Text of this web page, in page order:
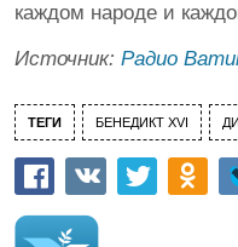
каждом народе и
Источник: Радио
ТЕГИ БЕНЕДИКТ XVI